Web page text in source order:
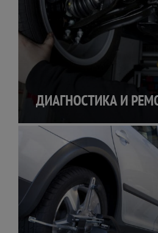
ДИАГНОСТИКА И